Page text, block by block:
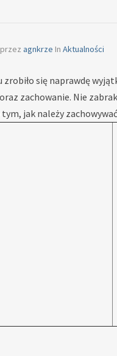
przez agnkrze In Aktualności
się naprawdę
zachowanie. Nie
jak należy